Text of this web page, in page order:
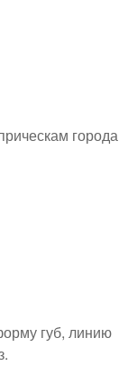
города
губ, линию